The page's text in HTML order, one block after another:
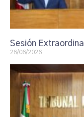
Sesión
26/06/2026